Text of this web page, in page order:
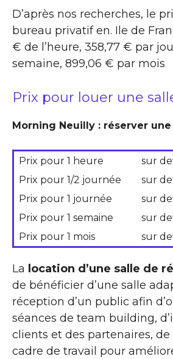
D’après nos recherches, le
bureau privatif en. Ile de
€ de l’heure, 358,77 € par
semaine, 899,06 € par mois
Prix pour louer une
Morning Neuilly : réserver
Prix pour 1 heure
sur
Prix pour 1/2 journée
sur
Prix pour 1 journée
sur
Prix pour 1 semaine
sur
Prix pour 1 mois
sur
La location d’une salle de
de bénéficier d’une salle
réception d’un public afin
séances de team building,
clients et des partenaires,
cadre de travail pour